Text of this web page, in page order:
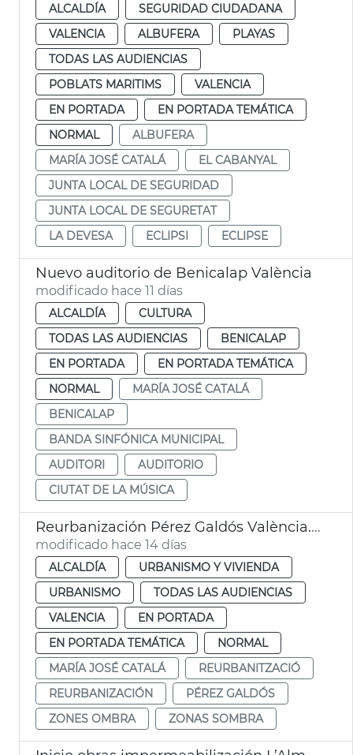
ALCALDÍA
SEGURIDAD CIUDADANA
VALENCIA
ALBUFERA
PLAYAS
TODAS LAS AUDIENCIAS
POBLATS MARITIMS
VALENCIA
EN PORTADA
EN PORTADA TEMÁTICA
NORMAL
ALBUFERA
MARÍA JOSÉ CATALÁ
EL CABANYAL
JUNTA LOCAL DE SEGURIDAD
JUNTA LOCAL DE SEGURETAT
LA DEVESA
ECLIPSI ECLIPSE
Nuevo auditorio de Benicalap València
modificado hace 11 días
ALCALDÍA
CULTURA
TODAS LAS AUDIENCIAS
BENICALAP
EN PORTADA
EN PORTADA TEMÁTICA
NORMAL
MARÍA JOSÉ CATALÁ
BENICALAP
BANDA SINFÓNICA MUNICIPAL
AUDITORI
AUDITORIO
CIUTAT DE LA MÚSICA
Reurbanización Pérez Galdós València. Zonas sombra
modificado hace 14 días
ALCALDÍA
URBANISMO Y VIVIENDA
URBANISMO
TODAS LAS AUDIENCIAS
VALENCIA
EN PORTADA
EN PORTADA TEMÁTICA
NORMAL
MARÍA JOSÉ CATALÁ
REURBANITZACIÓ
REURBANIZACIÓN
PÉREZ GALDÓS
ZONES OMBRA
ZONAS SOMBRA